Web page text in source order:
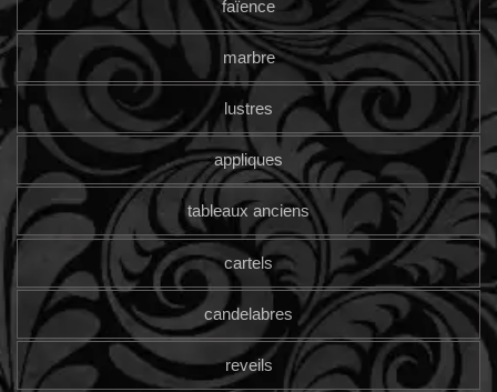
faïence
marbre
lustres
appliques
tableaux anciens
cartels
candelabres
reveils